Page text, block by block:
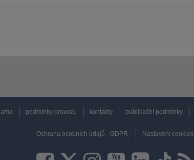
podmínky provozu kontakty publikační podmínky
Ochrana osobních údajů - GDPR Nastavení cookies